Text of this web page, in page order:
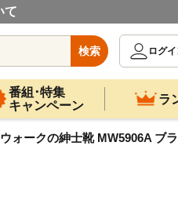
て
検索
ログ
番組･特集
キャンペーン
ラ
ークの紳士靴 MW5906A ブラ